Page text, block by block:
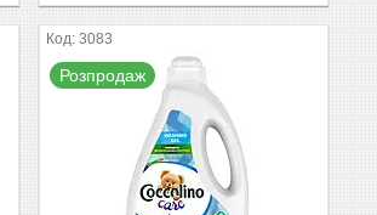
3083
Розпродаж